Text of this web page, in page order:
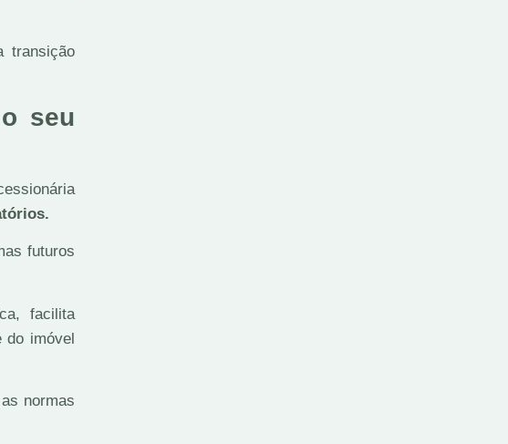
transição
seu
futuros
facilita
do imóvel
normas